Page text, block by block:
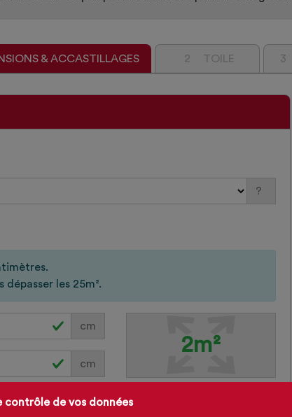
contrôle de vos données
& ACCASTILLAGES 2 TOILE 3
?
les 25m².
cm
cm
cm
2m²